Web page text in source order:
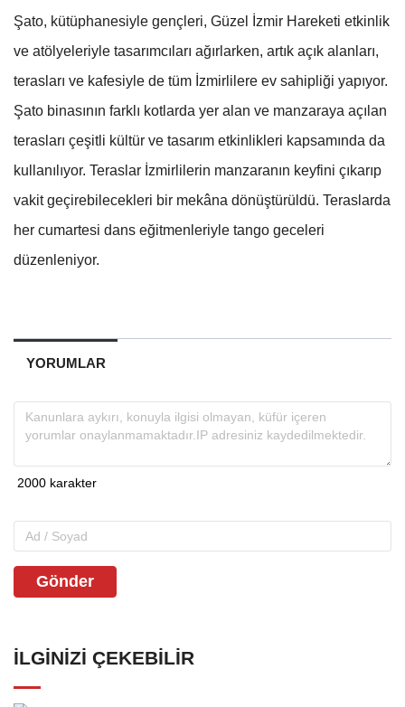
Şato, kütüphanesiyle gençleri, Güzel İzmir Hareketi etkinlik
ve atölyeleriyle tasarımcıları ağırlarken, artık açık alanları,
terasları ve kafesiyle de tüm İzmirlilere ev sahipliği yapıyor.
Şato binasının farklı kotlarda yer alan ve manzaraya açılan
terasları çeşitli kültür ve tasarım etkinlikleri kapsamında da
kullanılıyor. Teraslar İzmirlilerin manzaranın keyfini çıkarıp
vakit geçirebilecekleri bir mekâna dönüştürüldü. Teraslarda
her cumartesi dans eğitmenleriyle tango geceleri
düzenleniyor.
YORUMLAR
Gönder
İLGINIZI ÇEKEBILIR